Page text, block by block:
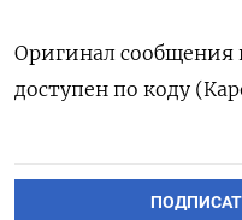
Оригинал сообщения
доступен по коду